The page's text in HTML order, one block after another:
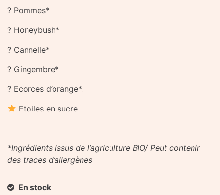
? Pommes*
? Honeybush*
? Cannelle*
? Gingembre*
? Ecorces d’orange*,
Etoiles en sucre
*Ingrédients issus de l’agriculture BIO/ Peut contenir
des traces d’allergènes
En stock